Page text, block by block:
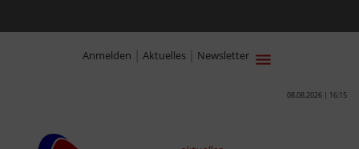
Anmelden | Aktuelles | Newsletter
08.08.2026 | 16:15